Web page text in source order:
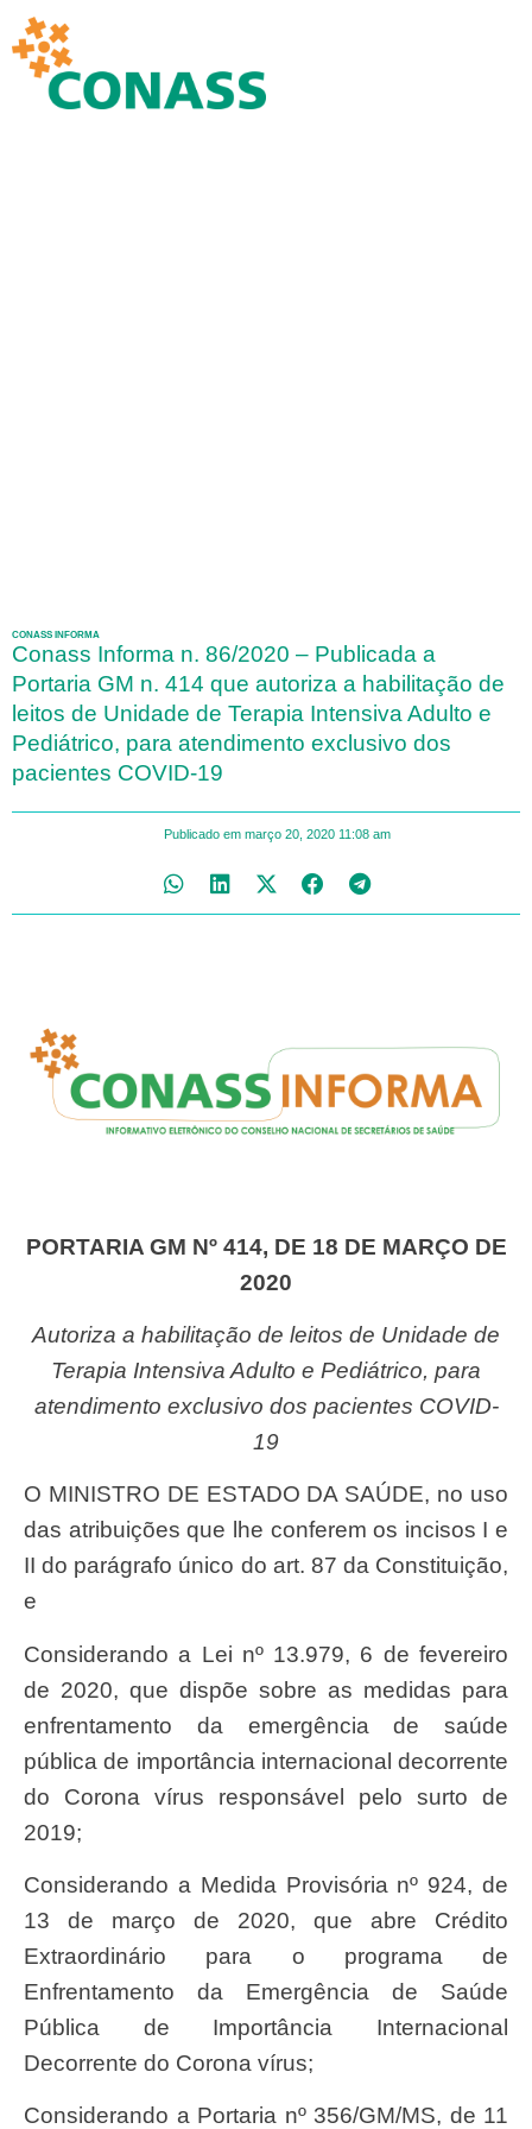
CONASS INFORMA
Conass Informa n. 86/2020 – Publicada a
Portaria GM n. 414 que autoriza a habilitação de
leitos de Unidade de Terapia Intensiva Adulto e
Pediátrico, para atendimento exclusivo dos
pacientes COVID-19
Publicado em março 20, 2020 11:08 am
PORTARIA GM Nº 414, DE 18 DE MARÇO DE
2020
Autoriza a habilitação de leitos de Unidade de
Terapia Intensiva Adulto e Pediátrico, para
atendimento exclusivo dos pacientes COVID-
19
O MINISTRO DE ESTADO DA SAÚDE, no uso
das atribuições que lhe conferem os incisos I e
II do parágrafo único do art. 87 da Constituição,
e
Considerando a Lei nº 13.979, 6 de fevereiro
de 2020, que dispõe sobre as medidas para
enfrentamento da emergência de saúde
pública de importância internacional decorrente
do Corona vírus responsável pelo surto de
2019;
Considerando a Medida Provisória nº 924, de
13 de março de 2020, que abre Crédito
Extraordinário para o programa de
Enfrentamento da Emergência de Saúde
Pública de Importância Internacional
Decorrente do Corona vírus;
Considerando a Portaria nº 356/GM/MS, de 11